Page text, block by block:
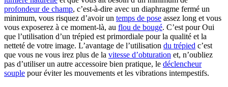
profondeur de champ, c’est-à-dire avec un diaphragme fermé un
minimum, vous risquez d’avoir un temps de pose assez long et vous
vous exposerez à ce moment-là, au flou de bougé. C’est pour Oui
que l’utilisation d’un trépied est primordiale pour la qualité et la
netteté de votre image. L’avantage de l’utilisation du trépied c’est
que vous ne vous irez plus de la vitesse d’obturation et, n’oubliez
pas d’utiliser un autre accessoire bien pratique, le déclencheur
souple pour éviter les mouvements et les vibrations intempestifs.